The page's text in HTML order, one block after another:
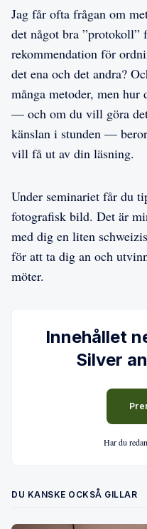
Jag får ofta frågan om
det något bra ”protokoll”
rekommendation för
det ena och det andra?
många metoder, men
— och om du vill göra
känslan i stunden —
vill få ut av din läsning.
Under seminariet får du
fotografisk bild. Det är
med dig en liten
för att ta dig an och
möter.
Innehållet
Silver
Har du
DU KANSKE OCKSÅ GILLAR